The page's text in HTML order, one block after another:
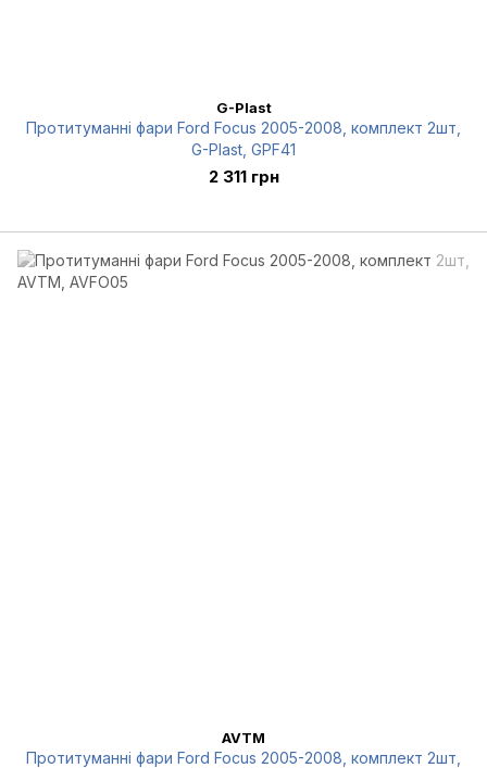
G-Plast
Протитуманні фари Ford Focus 2005-2008, комплект 2шт,
G-Plast, GPF41
2 311 грн
AVTM
Протитуманні фари Ford Focus 2005-2008, комплект 2шт,